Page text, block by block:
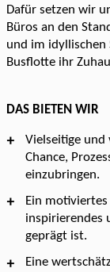
Dafür setzen wir
Büros an den
und im idyllischen
Busflotte ihr
DAS BIETEN WIR
Vielseitige
Chance,
einzubringen.
Ein
inspirierendes
geprägt ist.
Eine